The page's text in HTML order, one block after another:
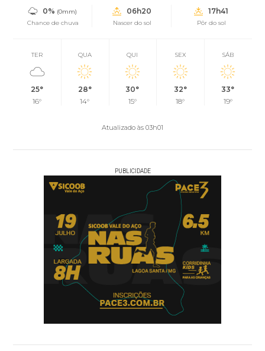
0% (0mm)
Chance de chuva
06h20
Nascer do sol
17h41
Pôr do sol
TER
25°
16°
QUA
28°
14°
QUI
30°
15°
SEX
32°
18°
SÁB
33°
19°
Atualizado às 03h01
PUBLICIDADE